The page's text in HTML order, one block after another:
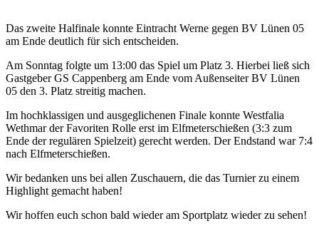
Das zweite Halfinale konnte Eintracht Werne gegen BV Lünen 05
am Ende deutlich für sich entscheiden.
Am Sonntag folgte um 13:00 das Spiel um Platz 3. Hierbei ließ sich
Gastgeber GS Cappenberg am Ende vom Außenseiter BV Lünen
05 den 3. Platz streitig machen.
Im hochklassigen und ausgeglichenen Finale konnte Westfalia
Wethmar der Favoriten Rolle erst im Elfmeterschießen (3:3 zum
Ende der regulären Spielzeit) gerecht werden. Der Endstand war 7:4
nach Elfmeterschießen.
Wir bedanken uns bei allen Zuschauern, die das Turnier zu einem
Highlight gemacht haben!
Wir hoffen euch schon bald wieder am Sportplatz wieder zu sehen!